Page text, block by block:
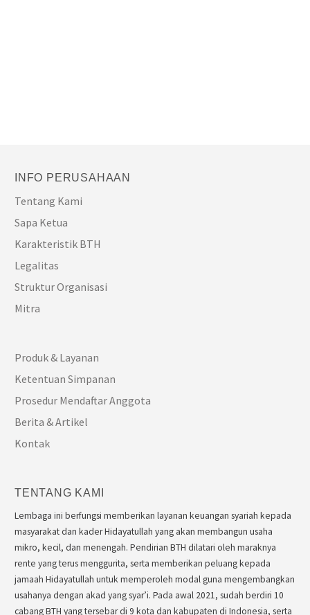
INFO PERUSAHAAN
Tentang Kami
Sapa Ketua
Karakteristik BTH
Legalitas
Struktur Organisasi
Mitra
Produk & Layanan
Ketentuan Simpanan
Prosedur Mendaftar Anggota
Berita & Artikel
Kontak
TENTANG KAMI
Lembaga ini berfungsi memberikan layanan keuangan syariah kepada
masyarakat dan kader Hidayatullah yang akan membangun usaha
mikro, kecil, dan menengah. Pendirian BTH dilatari oleh maraknya
rente yang terus menggurita, serta memberikan peluang kepada
jamaah Hidayatullah untuk memperoleh modal guna mengembangkan
usahanya dengan akad yang syar’i. Pada awal 2021, sudah berdiri 10
cabang BTH yang tersebar di 9 kota dan kabupaten di Indonesia, serta